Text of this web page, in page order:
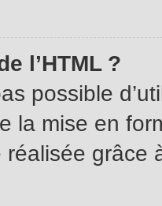
l’HTML ?
possible
la mise en
réalisée grâce